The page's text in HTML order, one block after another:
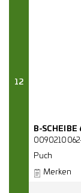
12
B-
Puch
Merken